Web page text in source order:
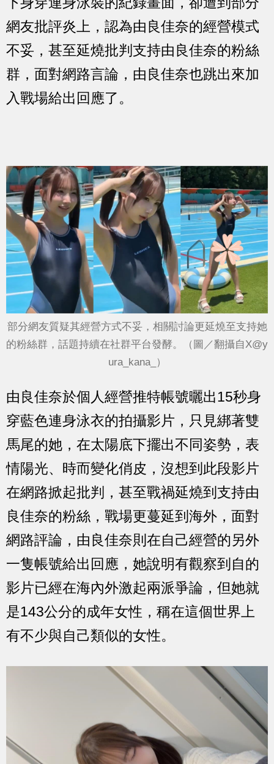
網友批評炎上，認為由良佳奈的經營模式
不妥，甚至延燒批判支持由良佳奈的粉絲
群，面對網路言論，由良佳奈也跳出來加
入戰場給出回應了。
部分網友質疑其經營方式不妥，相關討論更延燒至支持她
的粉絲群，話題持續在社群平台發酵。（圖／翻攝自X@y
ura_kana_ ）
由良佳奈於個人經營推特帳號曬出15秒身
穿藍色連身泳衣的拍攝影片，只見綁著雙
馬尾的她，在太陽底下擺出不同姿勢，表
情陽光、時而變化俏皮，沒想到此段影片
在網路掀起批判，甚至戰禍延燒到支持由
良佳奈的粉絲，戰場更蔓延到海外，面對
網路評論，由良佳奈則在自己經營的另外
一隻帳號給出回應，她說明有觀察到自的
影片已經在海內外激起兩派爭論，但她就
是143公分的成年女性，稱在這個世界上
有不少與自己類似的女性。